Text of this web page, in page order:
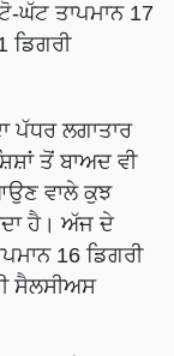
ਘੱਟ ਤਾਪਮਾਨ 17
ਡਿਗਰੀ
ਪੱਧਰ ਲਗਾਤਾਰ
ਤੋਂ ਬਾਅਦ ਵੀ
ਵਾਲੇ ਕੁਝ
ਹੈ। ਅੱਜ ਦੇ
16 ਡਿਗਰੀ
ਸੈਲਸੀਅਸ